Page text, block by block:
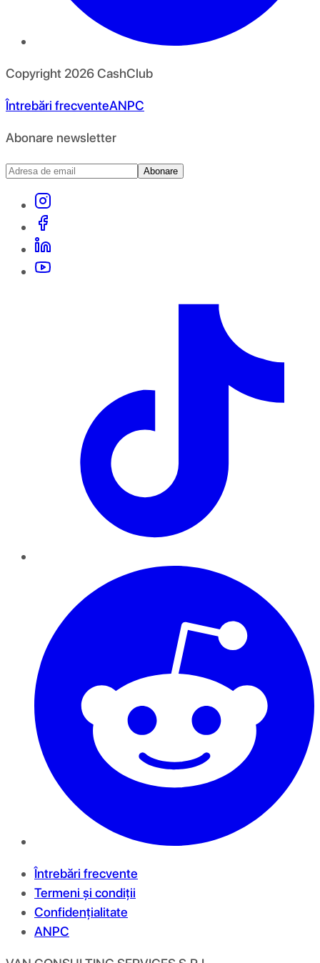
Copyright 2026CashClub
Întrebări frecventeANPC
Abonare newsletter
Abonare
Întrebări frecvente
Termeni și condiții
Confidențialitate
ANPC